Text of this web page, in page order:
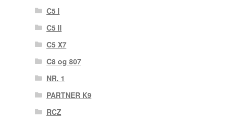
C5 I
C5 II
C5 X7
C8 og 807
NR. 1
PARTNER K9
RCZ